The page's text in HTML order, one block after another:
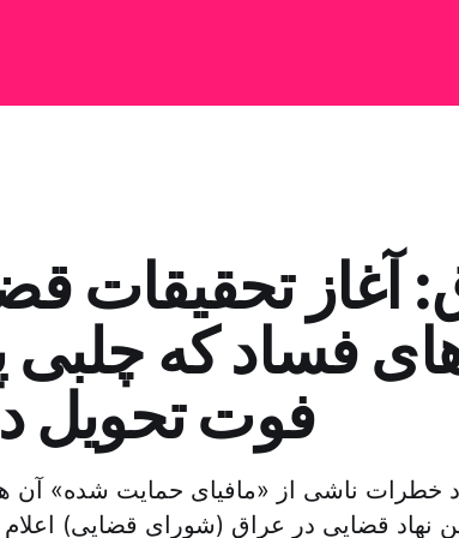
آغاز تحقیقات
فساد که
فوت تحویل
خطرات ناشی از «مافیای حمایت شده» آن
نهاد قضایی در عراق (شورای قضایی)